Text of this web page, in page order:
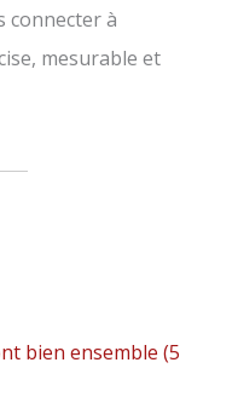
connecter à
mesurable et
bien ensemble (5